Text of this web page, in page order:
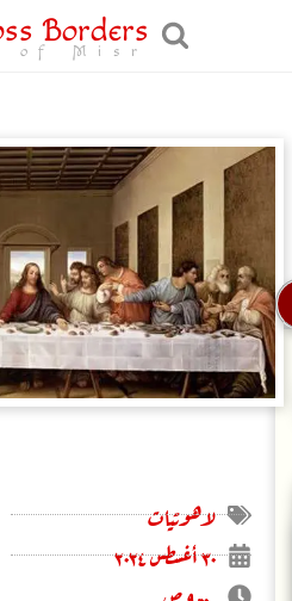
Borders
of Misr
لاهوتيات
۳۰ أغسطس ۲۰۲٤